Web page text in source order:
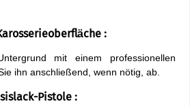
:
mit einem professionellen
ihn anschließend, wenn nötig, ab.
Pistole :